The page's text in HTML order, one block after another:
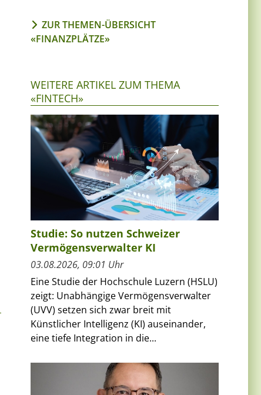
ZUR THEMEN-ÜBERSICHT
«FINANZPLÄTZE»
WEITERE ARTIKEL ZUM THEMA
«FINTECH»
Studie: So nutzen Schweizer
Vermögensverwalter KI
03.08.2026, 09:01 Uhr
Eine Studie der Hochschule Luzern (HSLU)
zeigt: Unabhängige Vermögensverwalter
(UVV) setzen sich zwar breit mit
Künstlicher Intelligenz (KI) auseinander,
eine tiefe Integration in die...